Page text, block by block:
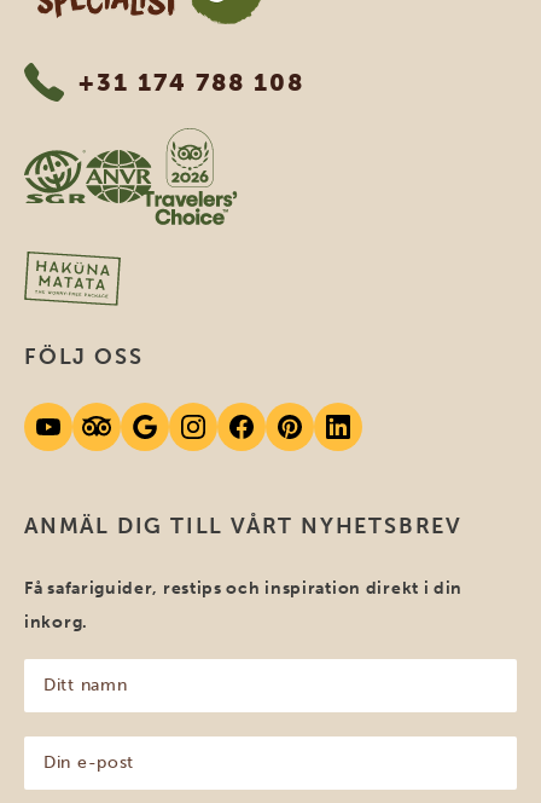
+31 174 788 108
ANMÄL DIG TILL VÅRT NYHETSBREV
Få safariguider, restips och inspiration direkt i din
inkorg.
namn
(Obligatoriskt)
post
FÖLJ OSS